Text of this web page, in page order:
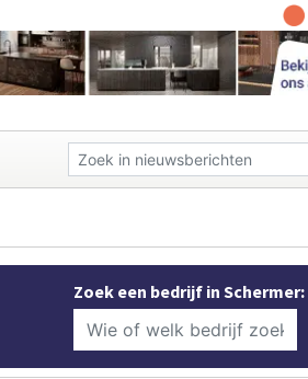
Zoek een bedrijf in Schermer: